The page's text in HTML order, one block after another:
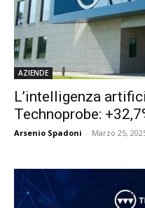
AZIENDE
L’intelligenza
Technoprobe:
Arsenio Spadoni - Marzo 25,